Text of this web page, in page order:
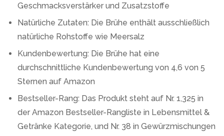
Geschmacksverstärker und Zusatzstoffe
Natürliche Zutaten: Die Brühe enthält ausschließlich
natürliche Rohstoffe wie Meersalz
Kundenbewertung: Die Brühe hat eine
durchschnittliche Kundenbewertung von 4,6 von 5
Sternen auf Amazon
Bestseller-Rang: Das Produkt steht auf Nr. 1,325 in
der Amazon Bestseller-Rangliste in Lebensmittel &
Getränke Kategorie, und Nr. 38 in Gewürzmischungen